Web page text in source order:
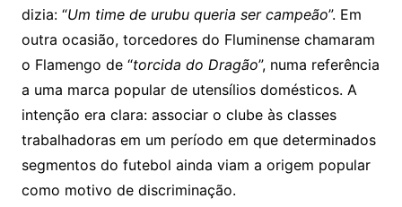
dizia: “Um time de urubu queria ser campeão”. Em
outra ocasião, torcedores do Fluminense chamaram
o Flamengo de “torcida do Dragão”, numa referência
a uma marca popular de utensílios domésticos. A
intenção era clara: associar o clube às classes
trabalhadoras em um período em que determinados
segmentos do futebol ainda viam a origem popular
como motivo de discriminação.